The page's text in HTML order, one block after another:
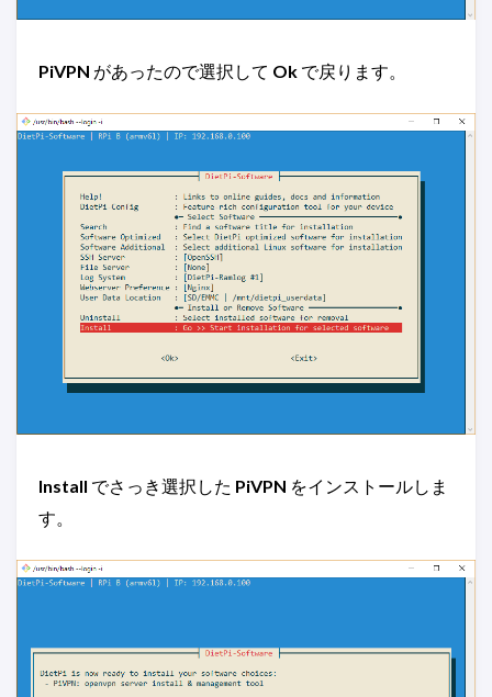
PiVPN があったので選択して Ok で戻ります。
Install でさっき選択した PiVPN をインストールしま
す。